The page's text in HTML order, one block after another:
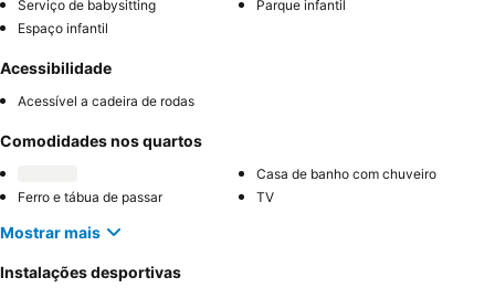
Serviço de babysitting
Parque infantil
Espaço infantil
Acessibilidade
Acessível a cadeira de rodas
Comodidades nos quartos
Casa de banho com chuveiro
Ferro e tábua de passar
TV
Mostrar mais
Instalações desportivas